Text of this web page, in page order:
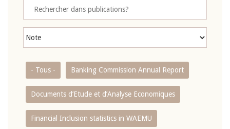
- Tous - Banking Commission Annual Report
Documents d’Etude et d’Analyse Economiques
Financial Inclusion statistics in WAEMU